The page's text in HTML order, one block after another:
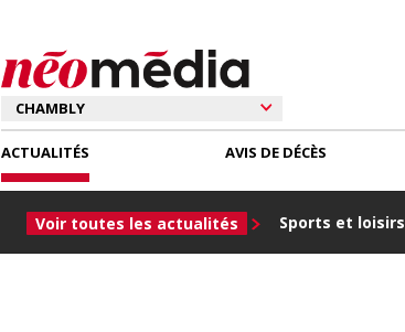
ACTUALITÉS
Voir toutes les actualités Sports et loisirs
AVIS DE DÉCÈS